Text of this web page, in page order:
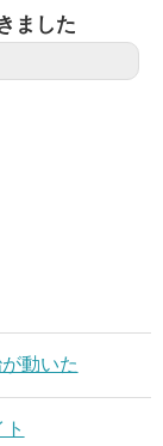
ました
動いた